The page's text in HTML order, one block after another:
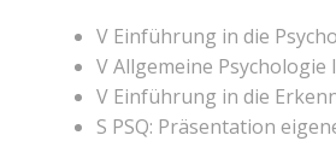
V Einführung in die
V Allgemeine Psychologie
V Einführung in die
S PSQ: Präsentation